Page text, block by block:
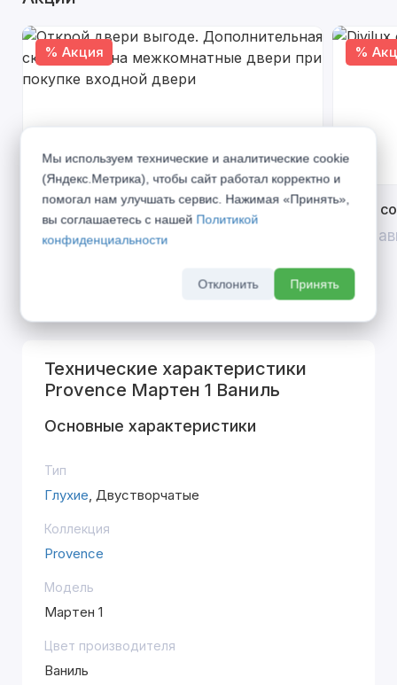
% Акция
Открой двери выгоде. Дополнительная
скидка 10% на межкомнатные двери при
покупке входной двери
%
Divilux
До 31
Технические характеристики
Provence Мартен 1 Ваниль
Основные характеристики
Тип
Глухие, Двустворчатые
Коллекция
Provence
Модель
Мартен 1
Цвет производителя
Ваниль
Мы используем технические и аналитические cookie
(Яндекс.Метрика), чтобы сайт работал корректно и
помогал нам улучшать сервис. Нажимая «Принять»,
вы соглашаетесь с нашей Политикой
конфиденциальности
Отклонить Принять